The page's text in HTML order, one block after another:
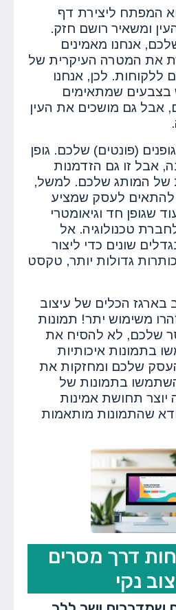
הוא המפתח ליצירת דף
ומשאיר רושם חזק.
אנחנו מאמינים
את המטרה העיקרית של
ללקוחות. לכן, אנחנו
שמתאימים
אבל גם מושכים את העין
(פונטים) שלכם. גופן
אבל זו גם הזדמנות
של המותג שלכם. למשל,
להתאים לעסק שמציע
שגופן חד וגיאומטרי
טכנולוגיה. אל
שונים כדי ליצור
כותרות גדולות יותר, טקסט
בארגז הכלים של עיצוב
משימוש יתר! תמונות
שלכם, לא להסיח את
בתמונות איכותיות
שלכם ומחזקות את
בתמונות של
יוצר תחושת אמינות
שהתמונות מותאמות
דרך מסרים
נקי